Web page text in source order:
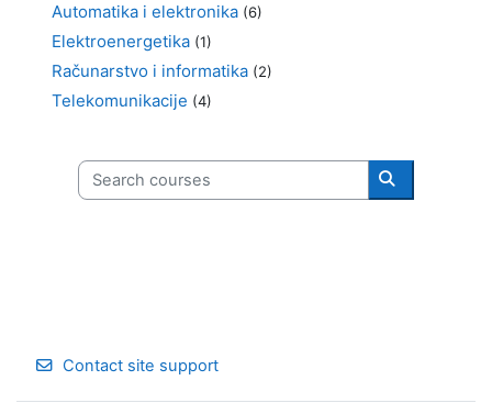
Automatika i elektronika (6)
Elektroenergetika (1)
Računarstvo i informatika (2)
Telekomunikacije (4)
Search courses
Search
Contact site support